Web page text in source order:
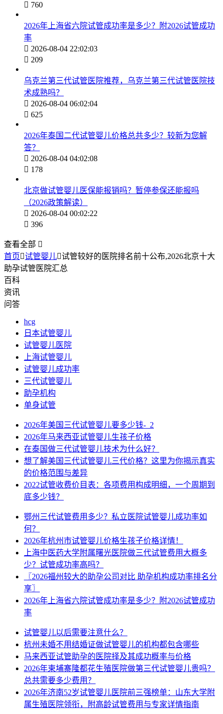
 760
2026年上海省六院试管成功率是多少？附2026试管成功
率
 2026-08-04 22:02:03
 209
乌克兰第三代试管医院推荐，乌克兰第三代试管医院技
术成熟吗？
 2026-08-04 06:02:04
 625
2026年泰国二代试管婴儿价格总共多少？较新为您解
答？
 2026-08-04 04:02:08
 178
北京做试管婴儿医保能报销吗？暂停参保还能报吗
（2026政策解读）
 2026-08-04 00:02:22
 396
查看全部 
首页试管婴儿试管较好的医院排名前十公布,2026北京十大
助孕试管医院汇总
百科
资讯
问答
hcg
日本试管婴儿
试管婴儿医院
上海试管婴儿
试管婴儿成功率
三代试管婴儿
助孕机构
单身试管
2026年美国三代试管婴儿要多少钱-_2
2026年马来西亚试管婴儿生孩子价格
在泰国做三代试管婴儿技术为什么好？
想了解美国三代试管婴儿三代价格？这里为你揭示真实
的价格范围与差异
2022试管收费价目表：各项费用构成明细，一个周期到
底多少钱？
鄂州三代试管费用多少？私立医院试管婴儿成功率如
何？
2026年杭州市试管婴儿价格生孩子价格详情！
上海中医药大学附属曙光医院做三代试管费用大概多
少？试管成功率高吗？
〖2026福州较大的助孕公司对比 助孕机构成功率排名分
享〗
2026年上海省六院试管成功率是多少？附2026试管成功
率
试管婴儿以后需要注意什么？
杭州未婚不用结婚证做试管婴儿的机构都包含哪些
马来西亚试管助孕的医院择及其成功概率与价格
2026年柬埔寨隆都花生殖医院做第三代试管婴儿贵吗？
总共需要多少费用？
2026年济南52岁试管婴儿医院前三强榜单：山东大学附
属生殖医院领衔，附高龄试管费用与专家详情指南